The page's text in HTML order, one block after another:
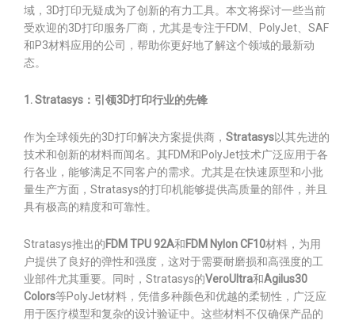
域，3D打印无疑成为了创新的有力工具。本文将探讨一些当前
受欢迎的3D打印服务厂商，尤其是专注于FDM、PolyJet、SAF
和P3材料应用的公司，帮助你更好地了解这个领域的最新动
态。
1. Stratasys：引领3D打印行业的先锋
作为全球领先的3D打印解决方案提供商， Stratasys以其先进的
技术和创新的材料而闻名。其FDM和PolyJet技术广泛应用于各
行各业，能够满足不同客户的需求。尤其是在快速原型和小批
量生产方面，Stratasys的打印机能够提供高质量的部件，并且
具有极高的精度和可靠性。
Stratasys推出的FDM TPU 92A和FDM Nylon CF10材料，为用
户提供了良好的弹性和强度，这对于需要耐磨损和高强度的工
业部件尤其重要。同时，Stratasys的VeroUltra和Agilus30
Colors等PolyJet材料，凭借多种颜色和优越的柔韧性，广泛应
用于医疗模型和复杂的设计验证中。这些材料不仅确保产品的